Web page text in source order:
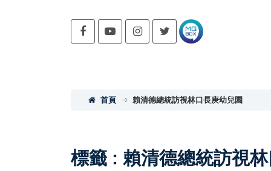
首頁 賴清德總統訪視林口長庚幼兒園
標籤 : 賴清德總統訪視